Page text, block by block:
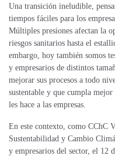
Una transición ineludible,
tiempos fáciles para los
Múltiples presiones afectan la
riesgos sanitarios hasta el
embargo, hoy también somos
y empresarios de distintos
mejorar sus procesos a todo
sustentable y que cumpla
les hace a las empresas.
En este contexto, como CChC
Sustentabilidad y Cambio
y empresarios del sector, el 12